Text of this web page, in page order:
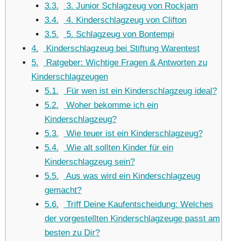
3.3
3. Junior Schlagzeug von Rockjam
3.4
4. Kinderschlagzeug von Clifton
3.5
5. Schlagzeug von Bontempi
4
Kinderschlagzeug bei Stiftung Warentest
5
Ratgeber: Wichtige Fragen & Antworten zu
Kinderschlagzeugen
5.1
Für wen ist ein Kinderschlagzeug ideal?
5.2
Woher bekomme ich ein
Kinderschlagzeug?
5.3
Wie teuer ist ein Kinderschlagzeug?
5.4
Wie alt sollten Kinder für ein
Kinderschlagzeug sein?
5.5
Aus was wird ein Kinderschlagzeug
gemacht?
5.6
Triff Deine Kaufentscheidung: Welches
der vorgestellten Kinderschlagzeuge passt am
besten zu Dir?